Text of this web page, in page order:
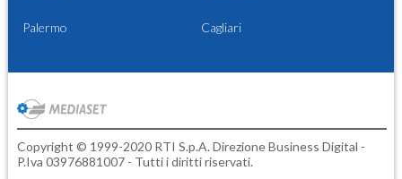
Palermo Cagliari
Copyright © 1999-2020 RTI S.p.A. Direzione Business Digital -
P.Iva 03976881007 - Tutti i diritti riservati.